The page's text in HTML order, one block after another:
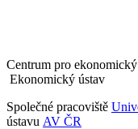
Centrum pro
Ekonomický ústav
Společné pracoviště
ústavu AV ČR